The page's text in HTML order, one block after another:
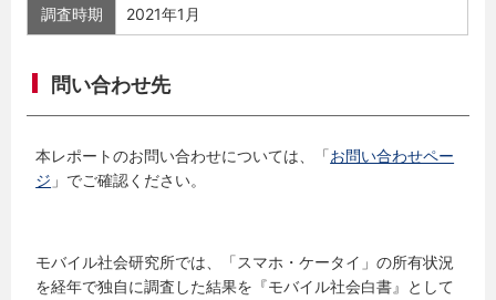
調査時期 2021年1月
問い合わせ先
本レポートのお問い合わせについては、「お問い合わせペー
ジ 」でご確認ください。
モバイル社会研究所では、「スマホ・ケータイ」の所有状況
を経年で独自に調査した結果を『モバイル社会白書』として